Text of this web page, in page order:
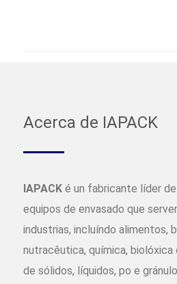
Acerca de IAPACK
IAPACK é un fabricante líder
equipos de envasado que
industrias, incluíndo alimentos,
nutracêutica, química, biolóxica
de sólidos, líquidos, po e